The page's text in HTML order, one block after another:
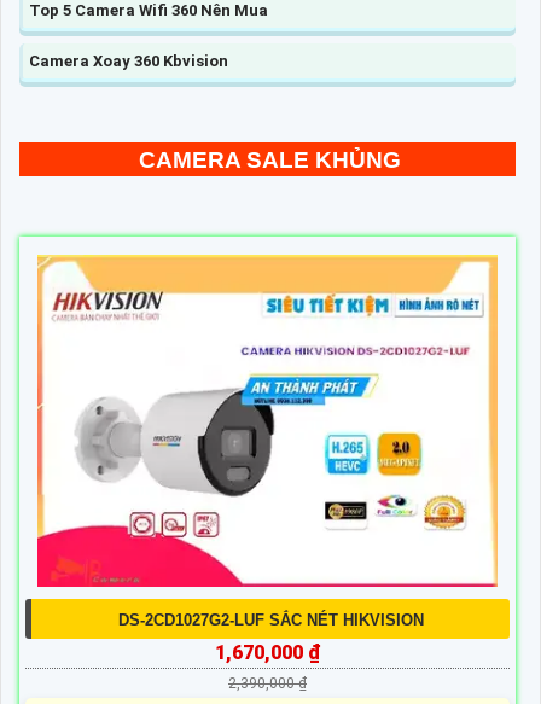
Top 5 Camera Wifi 360 Nên Mua
Camera Xoay 360 Kbvision
CAMERA SALE KHỦNG
DS-2CD1027G2-LUF SẮC NÉT HIKVISION
1,670,000 ₫
2,390,000 ₫